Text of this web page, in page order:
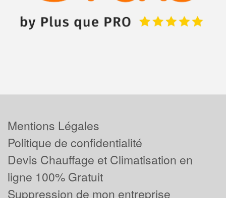
Mentions Légales
Politique de confidentialité
Devis Chauffage et Climatisation en
ligne 100% Gratuit
Suppression de mon entreprise